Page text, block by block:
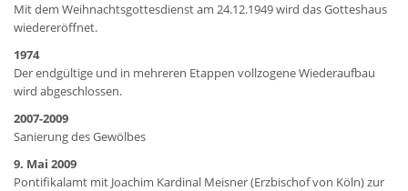
Mit dem Weihnachtsgottesdienst am 24.12.1949 wird das Gotteshaus
wiedereröffnet.
1974
Der endgültige und in mehreren Etappen vollzogene Wiederaufbau
wird abgeschlossen.
2007-2009
Sanierung des Gewölbes
9. Mai 2009
Pontifikalamt mit Joachim Kardinal Meisner (Erzbischof von Köln) zur